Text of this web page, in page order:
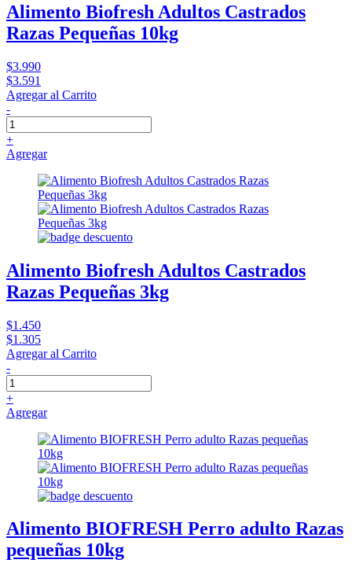
Alimento Biofresh Adultos Castrados
Razas Pequeñas 10kg
$3.990
$3.591
Agregar al Carrito
-
+
Agregar
Alimento Biofresh Adultos Castrados
Razas Pequeñas 3kg
$1.450
$1.305
Agregar al Carrito
-
+
Agregar
Alimento BIOFRESH Perro adulto Razas
pequeñas 10kg